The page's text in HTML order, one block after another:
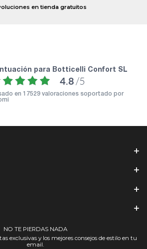
en tienda gratuitos
para Botticelli Confort SL
4.8 /5
en 17529 valoraciones soportado por
NO TE PIERDAS NADA
exclusivas y los mejores consejos de estilo en tu
email.